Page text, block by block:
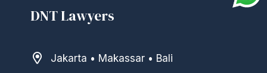
DNT Lawyers
Jakarta • Makassar • Bali